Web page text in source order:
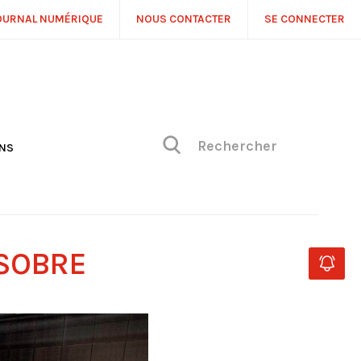
NUMÉRIQUE NOUS CONTACTER SE CONNECTER